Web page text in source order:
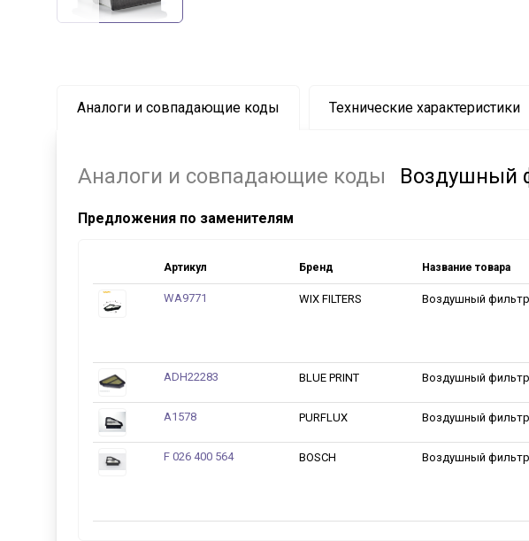
Аналоги и совпадающие коды Технические характеристики
Аналоги и совпадающие коды Воздушный
Предложения по заменителям
Артикул Бренд Название товара
WA9771 WIX FILTERS Воздушный фильтр
ADH22283 BLUE PRINT Воздушный фильтр
A1578 PURFLUX Воздушный фильтр
F 026 400 564 BOSCH Воздушный фильтр